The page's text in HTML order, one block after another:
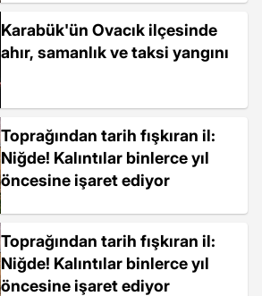
Karabük'ün Ovacık ilçesinde
ahır, samanlık ve taksi yangını
Toprağından tarih fışkıran il:
Niğde! Kalıntılar binlerce yıl
öncesine işaret ediyor
Toprağından tarih fışkıran il:
Niğde! Kalıntılar binlerce yıl
öncesine işaret ediyor